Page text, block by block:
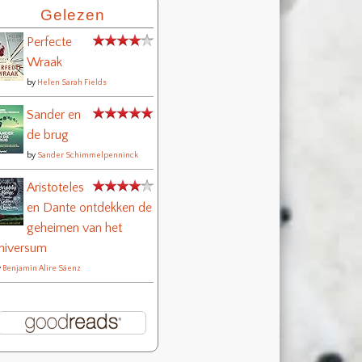
Gelezen
Perfecte
Wraak
by Helen Sarah Fields
Sander en
de brug
by Sander Schimmelpenninck
Aristoteles
en Dante ontdekken de
geheimen van het
Benjamin Alire Sáenz